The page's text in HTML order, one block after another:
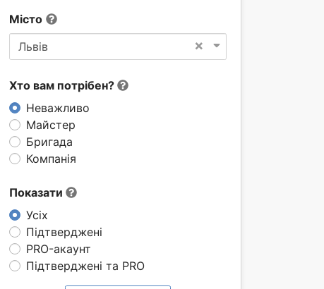
Місто
×
Львів
Хто вам потрібен?
Неважливо
Майстер
Бригада
Компанія
Показати
Усіх
Підтверджені
PRO-акаунт
Підтверджені та PRO